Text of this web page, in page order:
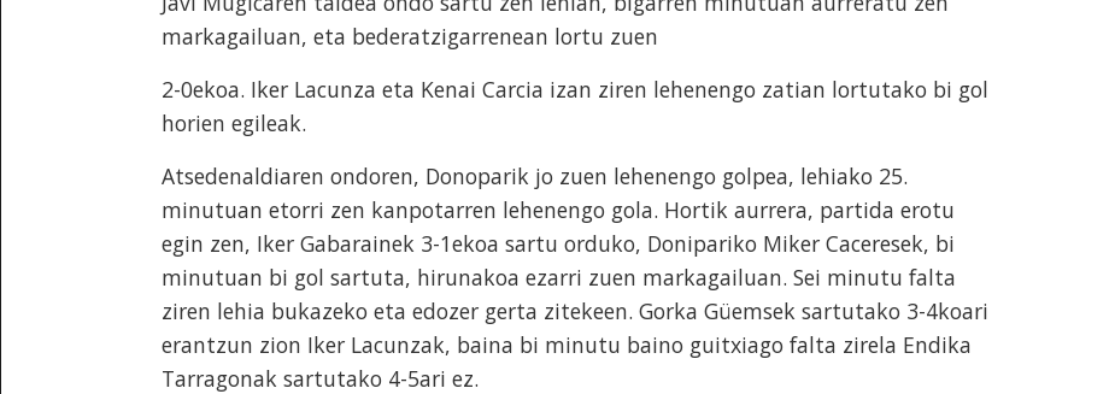
markagailuan, eta bederatzigarrenean lortu zuen
2-0ekoa. Iker Lacunza eta Kenai Carcia izan ziren lehenengo zatian lortutako bi gol
horien egileak.
Atsedenaldiaren ondoren, Donoparik jo zuen lehenengo golpea, lehiako 25.
minutuan etorri zen kanpotarren lehenengo gola. Hortik aurrera, partida erotu
egin zen, Iker Gabarainek 3-1ekoa sartu orduko, Donipariko Miker Caceresek, bi
minutuan bi gol sartuta, hirunakoa ezarri zuen markagailuan. Sei minutu falta
ziren lehia bukazeko eta edozer gerta zitekeen. Gorka Güemsek sartutako 3-4koari
erantzun zion Iker Lacunzak, baina bi minutu baino guitxiago falta zirela Endika
Tarragonak sartutako 4-5ari ez.